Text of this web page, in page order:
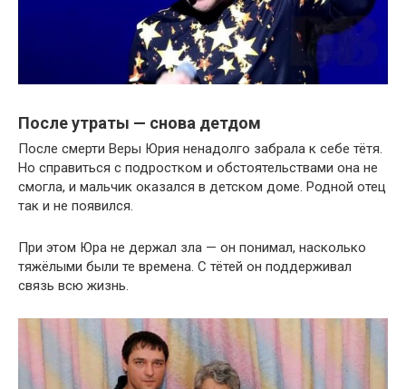
После утраты — снова детдом
После смерти Веры Юрия ненадолго забрала к себе тётя.
Но справиться с подростком и обстоятельствами она не
смогла, и мальчик оказался в детском доме. Родной отец
так и не появился.
При этом Юра не держал зла — он понимал, насколько
тяжёлыми были те времена. С тётей он поддерживал
связь всю жизнь.